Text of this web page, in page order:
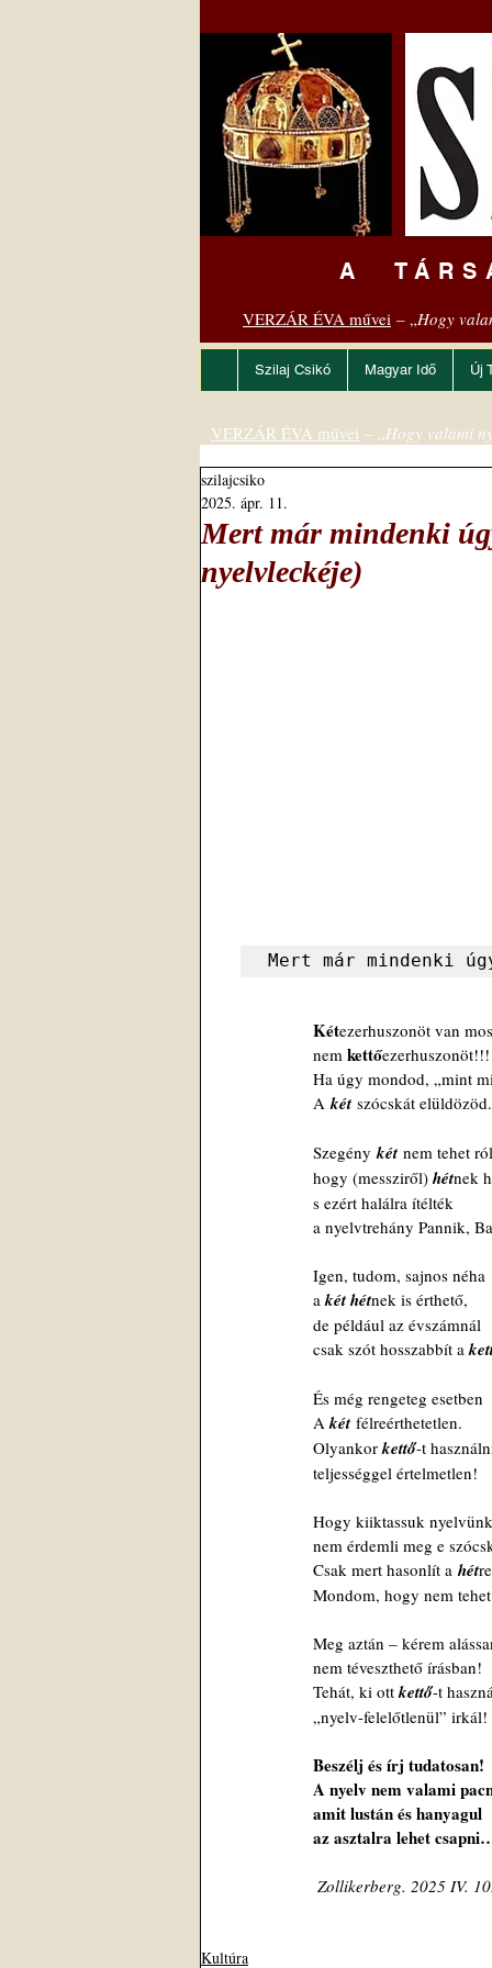
A
VERZÁR ÉVA művei – „Hogy
Szilaj Csikó Magyar Idő Új
Mert már mindenki
nyelvleckéje)
szilajcsiko
2025. ápr. 11.
Mert már mindenki
Kétezerhuszonöt van
nem kettőezerhuszonöt!!!
Ha úgy mondod, „mint
A két szócskát elüldözöd.
Szegény két nem tehet
hogy (messziről) hétnek
s ezért halálra ítélték
a nyelvtrehány Pannik,
Igen, tudom, sajnos néha
a kéthétnek is érthető,
de például az évszámnál
csak szót hosszabbít a
És még rengeteg esetben
A két félreérthetetlen.
Olyankor kettő-t
teljességgel értelmetlen!
Hogy kiiktassuk
nem érdemli meg e
Csak mert hasonlít a hét
Mondom, hogy nem
Meg aztán – kérem
nem téveszthető írásban!
Tehát, ki ott kettő-t
„nyelv-felelőtlenül” irkál!
Beszélj és írj tudatosan!
A nyelv nem valami
amit lustán és hanyagul
az asztalra lehet
Zollikerberg. 2025 IV. 10.
Kultúra
VERZÁR ÉVA művei – „Hogy valami